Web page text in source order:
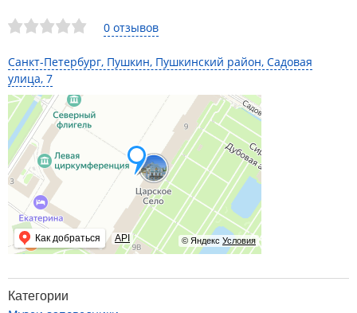
0 отзывов
Санкт-Петербург, Пушкин, Пушкинский район, Садовая
улица, 7
© Яндекс Условия
Как добраться API
Категории